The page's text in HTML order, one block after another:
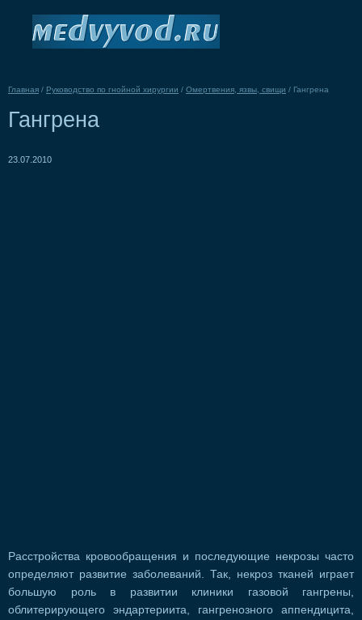
Главная / Руководство по гнойной хирургии / Омертвения, язвы, свищи / Гангрена
Гангрена
23.07.2010
Расстройства кровообращения и последующие некрозы часто
определяют развитие заболеваний. Так, некроз тканей играет
большую роль в развитии клиники газовой гангрены,
облитерирующего эндартериита, гангренозного аппендицита,